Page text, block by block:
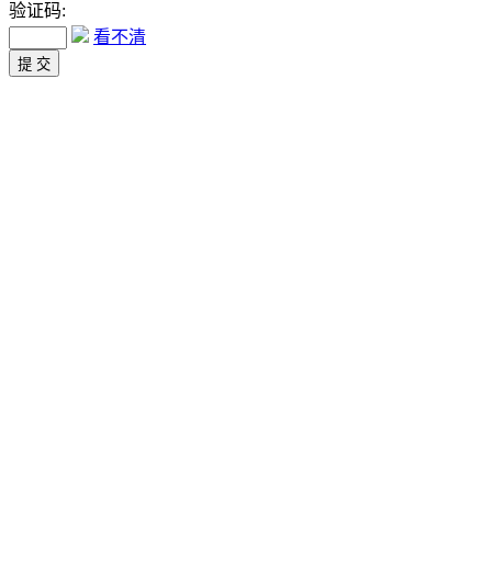
验证码:
看不清